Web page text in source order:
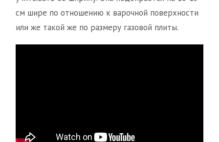
см шире по отношению к варочной поверхности
или же такой же по размеру газовой плиты.